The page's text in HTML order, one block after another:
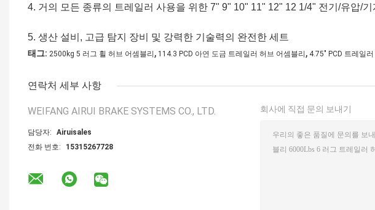
4. 거의 모든 종류의 트레일러 사용을 위한 7" 9" 10" 11" 12" 12 1/4" 전기/유압/
5. 생산 설비, 고급 탐지 장비 및 강력한 기술력의 완전한 세트
태그: 2500kg 5 러그 휠 허브 어셈블리 , 114.3 PCD 아연 도금 트레일러 허브 어셈블리 , 4.75" PCD 트레일
연락처 세부 사항
WEIFANG AIRUI BRAKE SYSTEMS CO., LTD.
담당자:
Airuisales
전화 번호:
15315267728
회사에 직접 문의 보내기